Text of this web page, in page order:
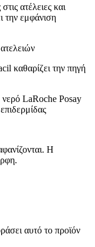
ατέλειες και
την εμφάνιση
καθαρίζει την πηγή
νερό LaRoche Posay
Η
αυτό το προϊόν